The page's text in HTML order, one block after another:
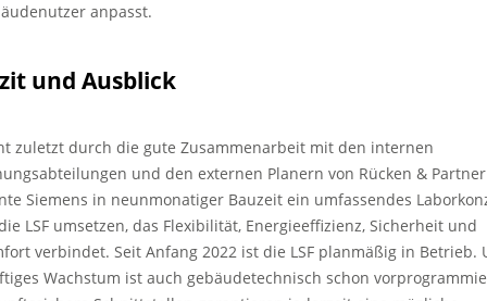
anpasst.
und Ausblick
zuletzt durch die gute Zusammenarbeit mit den internen
und den externen Planern von Rücken & Partner
Siemens in neunmonatiger Bauzeit ein umfassendes
LSF umsetzen, das Flexibilität, Energieeffizienz, Sicherheit und
verbindet. Seit Anfang 2022 ist die LSF planmäßig in Betrieb.
Wachstum ist auch gebäudetechnisch schon